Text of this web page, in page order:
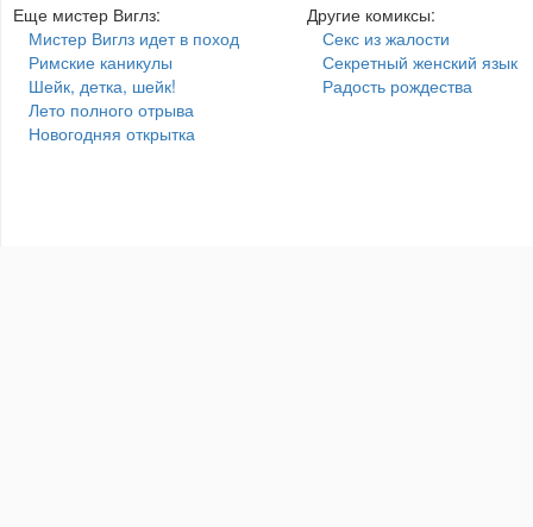
Еще мистер Виглз:
Мистер Виглз идет в поход
Римские каникулы
Шейк, детка, шейк!
Лето полного отрыва
Новогодняя открытка
Другие комиксы:
Секс из жалости
Секретный женский язык
Радость рождества